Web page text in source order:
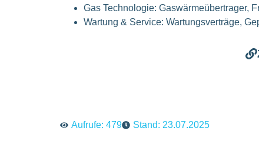
Gas Technologie: Gaswärmeübertrager,
Wartung & Service: Wartungsverträge,
Aufrufe: 479 Stand: 23.07.2025